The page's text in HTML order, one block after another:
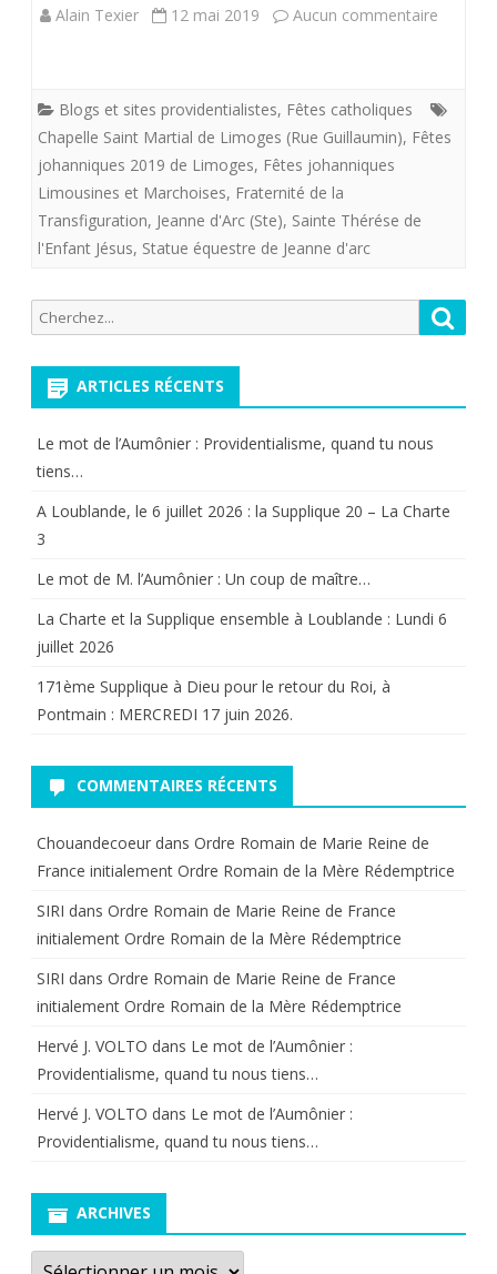
Alain Texier 12 mai 2019 Aucun commentaire
12
2018;
à
Blogs et sites providentialistes, Fêtes catholiques
Chapelle Saint Martial de Limoges (Rue Guillaumin), Fêtes
johanniques 2019 de Limoges, Fêtes johanniques
Limousines et Marchoises, Fraternité de la
Transfiguration, Jeanne d'Arc (Ste), Sainte Thérése de
l'Enfant Jésus, Statue équestre de Jeanne d'arc
Recherche
pour:
ARTICLES RÉCENTS
Le mot de l’Aumônier : Providentialisme, quand tu nous
tiens…
A Loublande, le 6 juillet 2026 : la Supplique 20 – La Charte
3
Le mot de M. l’Aumônier : Un coup de maître…
La Charte et la Supplique ensemble à Loublande : Lundi 6
juillet 2026
171ème Supplique à Dieu pour le retour du Roi, à
Pontmain : MERCREDI 17 juin 2026.
COMMENTAIRES RÉCENTS
Chouandecoeur dans Ordre Romain de Marie Reine de
France initialement Ordre Romain de la Mère Rédemptrice
SIRI dans Ordre Romain de Marie Reine de France
initialement Ordre Romain de la Mère Rédemptrice
SIRI dans Ordre Romain de Marie Reine de France
initialement Ordre Romain de la Mère Rédemptrice
Hervé J. VOLTO dans Le mot de l’Aumônier :
Providentialisme, quand tu nous tiens…
Hervé J. VOLTO dans Le mot de l’Aumônier :
Providentialisme, quand tu nous tiens…
ARCHIVES
Archives